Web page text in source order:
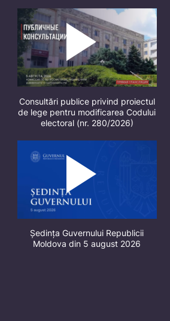
Consultări publice privind proiectul
de lege pentru modificarea Codului
electoral (nr. 280/2026)
Ședința Guvernului Republicii
Moldova din 5 august 2026